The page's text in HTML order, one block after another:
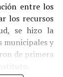
entre los
los recursos
se hizo la
municipales y
de primera